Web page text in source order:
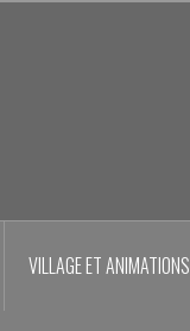
VILLAGE ET ANIMATIONS